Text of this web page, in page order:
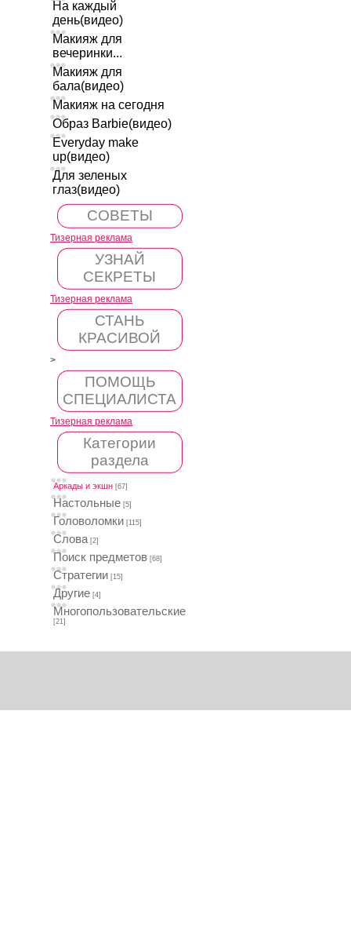
На каждый
день(видео)
Макияж для
вечеринки...
Макияж для
бала(видео)
Макияж на сегодня
Образ Barbie(видео)
Everyday make
up(видео)
Для зеленых
глаз(видео)
СОВЕТЫ
Тизерная реклама
УЗНАЙ
СЕКРЕТЫ
Тизерная реклама
СТАНЬ
КРАСИВОЙ
>
ПОМОЩЬ
СПЕЦИАЛИСТА
Тизерная реклама
Категории
раздела
Аркады и экшн [67]
Настольные [5]
Головоломки [115]
Слова [2]
Поиск предметов [68]
Стратегии [15]
Другие [4]
Многопользовательские
[21]